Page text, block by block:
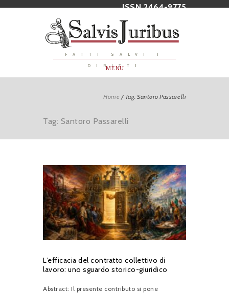
ISSN 2464-9775
FATTI SALVI I
DIRITTI
MENU
Home / Tag: Santoro Passarelli
Tag: Santoro Passarelli
L’efficacia del contratto collettivo di
lavoro: uno sguardo storico-giuridico
Abstract: Il presente contributo si pone